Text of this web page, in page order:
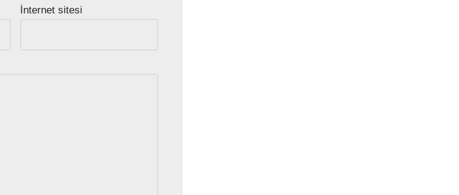
İnternet sitesi